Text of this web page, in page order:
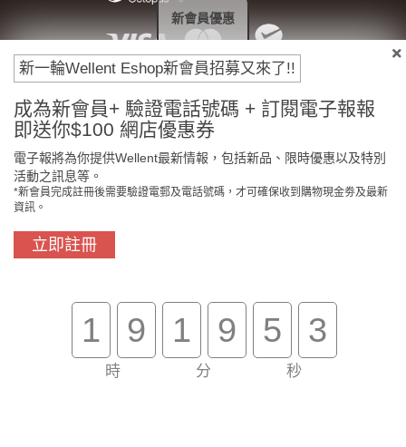
門市免費自取 原裝行貨保證
買滿$800免費送貨
客戶服務
新一輪Wellent Eshop新會員招募又來了!!
成為新會員+ 驗證電話號碼 + 訂閱電子報報
即送你$100 網店優惠券
電子報將為你提供Wellent最新情報，包括新品、限時優惠以及特別
活動之訊息等。
*新會員完成註冊後需要驗證電郵及電話號碼，才可確保收到購物現金劵及最新
資訊。
立即註冊
1 9
時
1 9
分
5 3
秒
新會員優惠